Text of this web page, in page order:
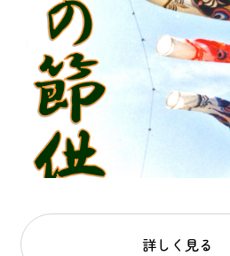
詳しく見る